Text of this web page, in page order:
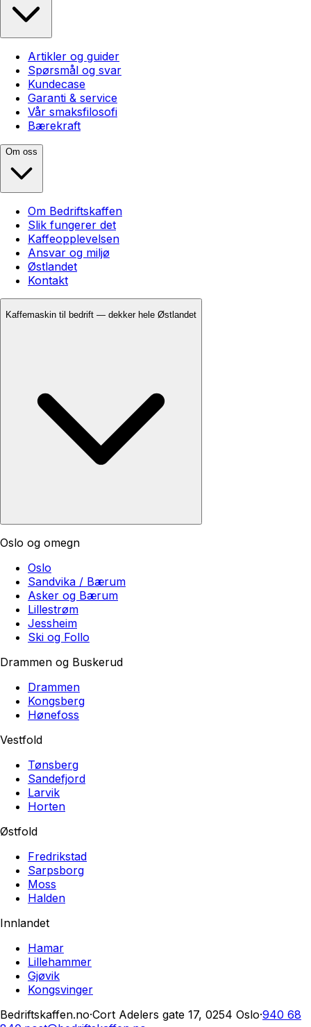
Artikler og guider
Spørsmål og svar
Kundecase
Garanti & service
Vår smaksfilosofi
Bærekraft
Om oss
Om Bedriftskaffen
Slik fungerer det
Kaffeopplevelsen
Ansvar og miljø
Østlandet
Kontakt
Kaffemaskin til bedrift — dekker hele Østlandet
Oslo og omegn
Oslo
Sandvika / Bærum
Asker og Bærum
Lillestrøm
Jessheim
Ski og Follo
Drammen og Buskerud
Drammen
Kongsberg
Hønefoss
Vestfold
Tønsberg
Sandefjord
Larvik
Horten
Østfold
Fredrikstad
Sarpsborg
Moss
Halden
Innlandet
Hamar
Lillehammer
Gjøvik
Kongsvinger
Bedriftskaffen.no·Cort Adelers gate 17, 0254 Oslo·940 68